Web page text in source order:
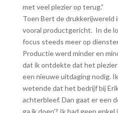
met veel plezier op terug.”
Toen Bert de drukkerijwereld
vooral productgericht. In de
focus steeds meer op
Productie werd minder en
dat ik ontdekte dat het plezier
een nieuwe uitdaging nodig.
wetende dat het bedrijf bij
achterbleef. Dan gaat er een
ga ik doen’? Ik had geen enkel